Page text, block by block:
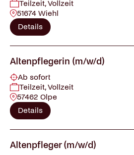
Teilzeit, Vollzeit
51674 Wiehl
Details
Altenpflegerin (m/w/d)
Ab sofort
Teilzeit, Vollzeit
57462 Olpe
Details
Altenpfleger (m/w/d)